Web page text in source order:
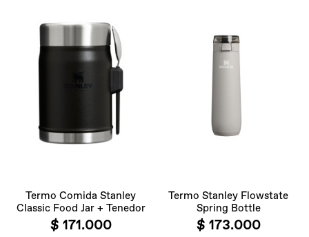
Termo Comida Stanley
Classic Food Jar + Tenedor
$ 171.000
Termo Stanley Flowstate
Spring Bottle
$ 173.000